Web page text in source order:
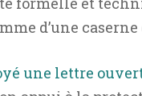
d’une caserne
une lettre